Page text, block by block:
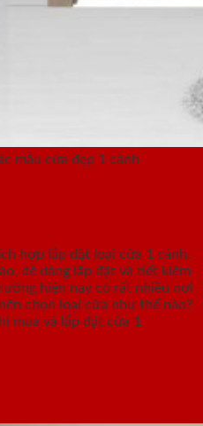
mẫu cửa đẹp 1 cánh
hợp lắp đặt loại cửa 1 cánh.
dễ dàng lắp đặt và tiết kiệm
hiện nay có rất nhiều nơi
chọn loại cửa như thế nào?
mua và lắp đặt cửa 1